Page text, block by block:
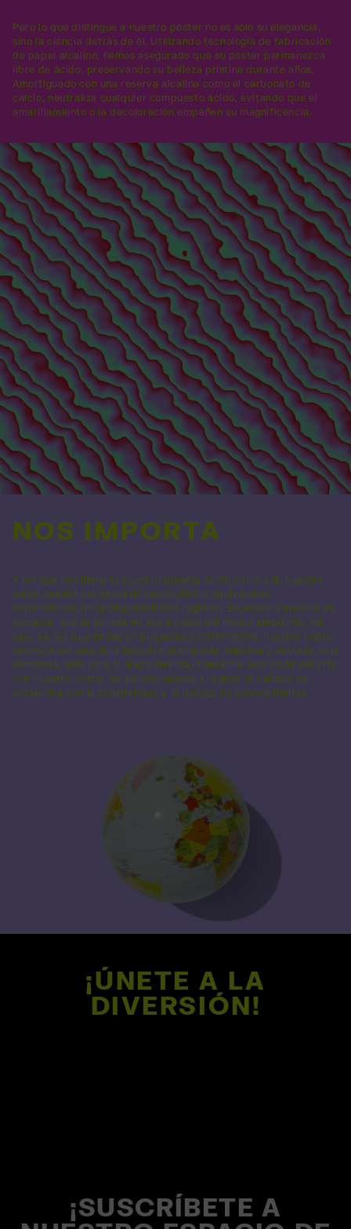
Pero lo que distingue a nuestro póster no es solo su elegancia,
sino la ciencia detrás de él. Utilizando tecnología de fabricación
de papel alcalino, hemos asegurado que su póster permanezca
libre de ácido, preservando su belleza prístina durante años.
Amortiguado con una reserva alcalina como el carbonato de
calcio, neutraliza cualquier compuesto ácido, evitando que el
amarillamiento o la decoloración empañen su magnificencia.
NOS IMPORTA
Y porque nos importa nuestro planeta tanto como a ti, nuestro
papel cuenta con la certificación FSC o equivalente,
dependiendo de la disponibilidad regional. Es nuestra manera de
asegurar que la belleza no sea a costa del medio ambiente. Así
que, ya sea que midas en pulgadas o centímetros, nuestro póster
promete ser una obra maestra atemporal, impresa y enviada bajo
demanda, solo para ti. Experimenta la máxima expresión del arte
con nuestro póster de edición maestra, donde la calidad se
encuentra con la creatividad, y la belleza no conoce límites.
¡ÚNETE A LA
DIVERSIÓN!
¡SUSCRÍBETE A